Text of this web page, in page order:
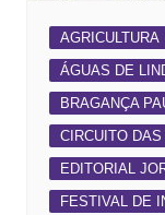
AGRICULTURA
ÁGUAS DE
BRAGANÇA
CIRCUITO
EDITORIAL
FESTIVAL DE